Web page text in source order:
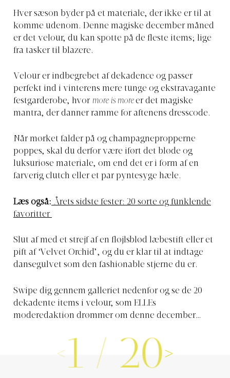
Hver sæson byder på et materiale, der ikke er til at
komme udenom. Denne magiske december måned
er det velour, du kan spotte på de fleste items; lige
fra tasker til blazere.
Velour er indbegrebet af dekadence og passer
perfekt ind i vinterens mere tunge og ekstravagante
festgarderobe, hvor more is moreer det magiske
mantra, der danner ramme for aftenens dresscode.
Når mørket falder på og champagnepropperne
poppes, skal du derfor være iført det bløde og
luksuriøse materiale, om end det er i form af en
farverig clutch eller et par pyntesyge hæle.
Læs også: Årets sidste fester: 20 sorte og funklende
favoritter
Slut af med et strejf af en fløjlsblød læbestift eller et
pift af ‘Velvet Orchid’, og du er klar til at indtage
dansegulvet som den fashionable stjerne du er.
Swipe dig gennem galleriet nedenfor og se de 20
dekadente items i velour, som ELLEs
moderedaktion drømmer om denne december…
1 / 20